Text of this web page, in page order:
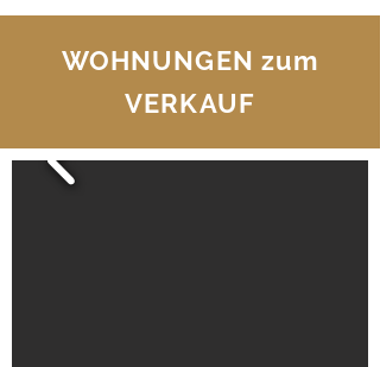
WOHNUNGEN zum
VERKAUF